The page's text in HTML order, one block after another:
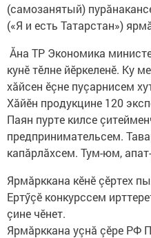
(самозанятый)
(«Я и есть Татарстан»)
Ăна ТР Экономика
кунӗ тӗлне йӗркеленӗ. Ку
хăйсен ӗçне пуçарнисем
Хăйӗн продукцине 120
Паян пурте килсе
предпринимательсем.
капăрлăхсем. Тум-юм,
Ярмăрккана кӗнӗ çӗртех
Ертӳçӗ конкурссем
çине чӗнет.
Ярмăрккана уçнă çӗре РФ